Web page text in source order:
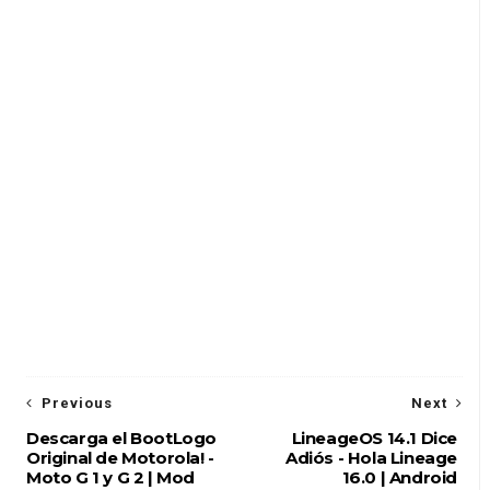
Next
LineageOS 14.1 Dice
Adiós - Hola Lineage
16.0 | Android
Previous
Descarga el BootLogo
Original de Motorola! -
Moto G 1 y G 2 | Mod